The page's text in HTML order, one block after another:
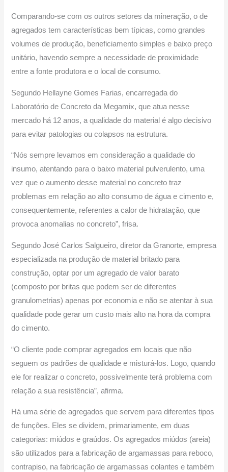
Comparando-se com os outros setores da mineração, o de
agregados tem características bem típicas, como grandes
volumes de produção, beneficiamento simples e baixo preço
unitário, havendo sempre a necessidade de proximidade
entre a fonte produtora e o local de consumo.
Segundo Hellayne Gomes Farias, encarregada do
Laboratório de Concreto da Megamix, que atua nesse
mercado há 12 anos, a qualidade do material é algo decisivo
para evitar patologias ou colapsos na estrutura.
“Nós sempre levamos em consideração a qualidade do
insumo, atentando para o baixo material pulverulento, uma
vez que o aumento desse material no concreto traz
problemas em relação ao alto consumo de água e cimento e,
consequentemente, referentes a calor de hidratação, que
provoca anomalias no concreto”, frisa.
Segundo José Carlos Salgueiro, diretor da Granorte, empresa
especializada na produção de material britado para
construção, optar por um agregado de valor barato
(composto por britas que podem ser de diferentes
granulometrias) apenas por economia e não se atentar à sua
qualidade pode gerar um custo mais alto na hora da compra
do cimento.
“O cliente pode comprar agregados em locais que não
seguem os padrões de qualidade e misturá-los. Logo, quando
ele for realizar o concreto, possivelmente terá problema com
relação a sua resistência”, afirma.
Há uma série de agregados que servem para diferentes tipos
de funções. Eles se dividem, primariamente, em duas
categorias: miúdos e graúdos. Os agregados miúdos (areia)
são utilizados para a fabricação de argamassas para reboco,
contrapiso, na fabricação de argamassas colantes e também